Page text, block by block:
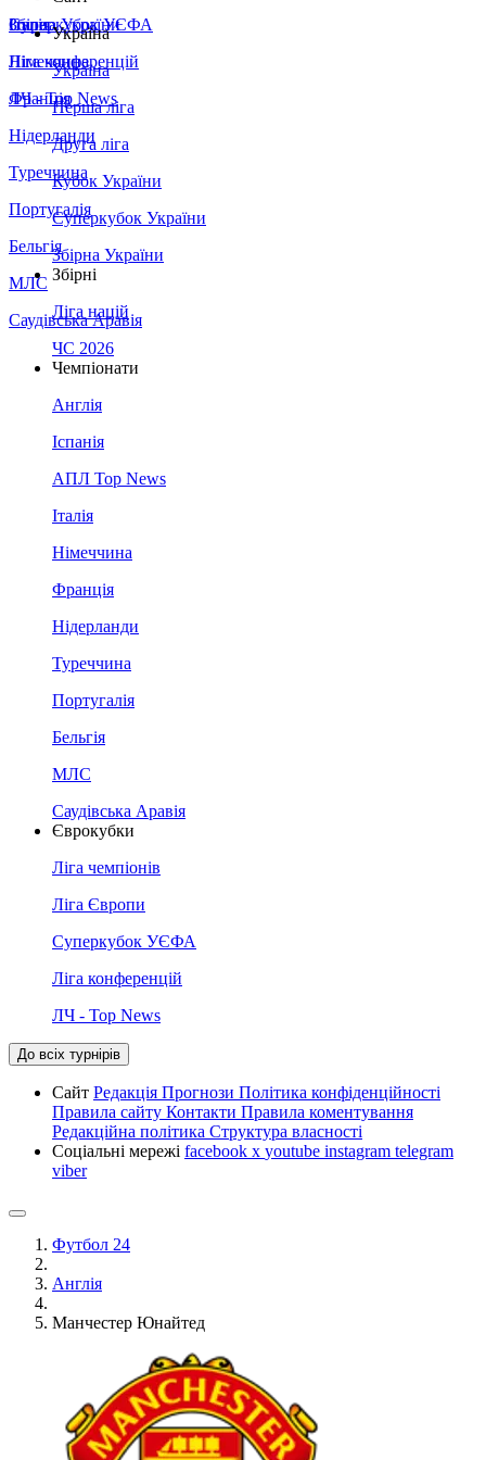
Збірна України
Італія
Німеччина
Франція
Нідерланди
Туреччина
Португалія
Бельгія
МЛС
Саудівська Аравія
Суперкубок УЄФА
Ліга конференцій
ЛЧ - Top News
Україна
Україна
Перша ліга
Друга ліга
Кубок України
Суперкубок України
Збірна України
Збірні
Ліга націй
ЧС 2026
Чемпіонати
Англія
Іспанія
АПЛ Top News
Італія
Німеччина
Франція
Нідерланди
Туреччина
Португалія
Бельгія
МЛС
Саудівська Аравія
Єврокубки
Ліга чемпіонів
Ліга Європи
Суперкубок УЄФА
Ліга конференцій
ЛЧ - Top News
До всіх турнірів
Сайт Редакція Прогнози Політика конфіденційності
Правила сайту Контакти Правила коментування
Редакційна політика Структура власності
Соціальні мережі facebook x youtube instagram telegram
viber
Футбол 24
Англія
Манчестер Юнайтед